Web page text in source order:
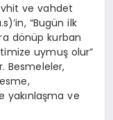
ve vahdet
“Bugün ilk
dönüp kurban
uymuş olur”
Besmeleler,
yakınlaşma ve